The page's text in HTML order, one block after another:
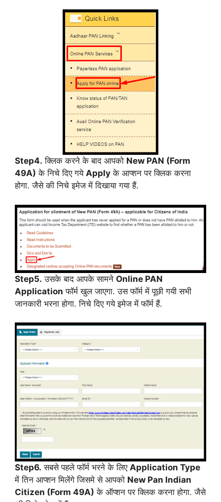
Step4. क्लिक करने के बाद आपको New PAN (Form
49A) के निचे दिए गये Apply के आप्शन पर क्लिक करना
होगा. जैसे की निचे इमेज में दिखाया गया हैं.
Step5. उसके बाद आपके सामने Online PAN
Application फॉर्म खुल जाएगा. उस फॉर्म में पूछी गयी सभी
जानकारी भरना होगा. निचे दिए गये इमेज में फॉर्म हैं.
Step6. सबसे पहले फॉर्म भरने के लिए Application Type
में तिन आप्शन मिलेंगे जिसमे से आपको New Pan Indian
Citizen (Form 49A) के ऑप्शन पर क्लिक करना होगा. जैसे